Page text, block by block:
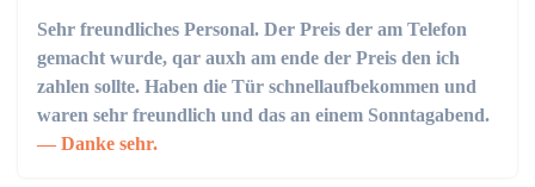
Sehr freundliches Personal. Der Preis der am Telefon
gemacht wurde, qar auxh am ende der Preis den ich
zahlen sollte. Haben die Tür schnellaufbekommen und
waren sehr freundlich und das an einem Sonntagabend.
Danke sehr.